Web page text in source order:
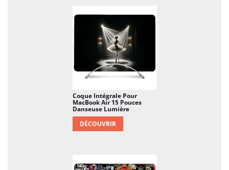
Coque Intégrale Pour
MacBook Air 15 Pouces
Danseuse Lumière
DÉCOUVRIR